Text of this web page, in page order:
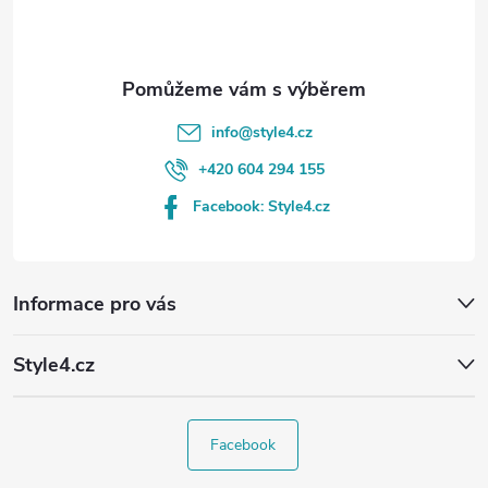
Informace pro vás
Style4.cz
info@style4.cz
+420 604 294 155
Facebook: Style4.cz
Facebook